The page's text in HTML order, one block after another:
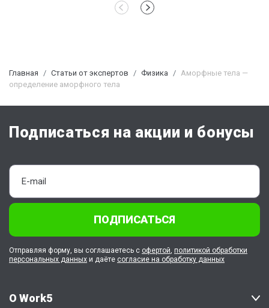
Главная Статьи от экспертов Физика
Аморфные тела —
определение аморфного тела
О Work5
Подписаться на акции и бонусы
ПОДПИСАТЬСЯ
Отправляя форму, вы соглашаетесь с офертой, политикой обработки
персональных данных и даёте согласие на обработку данных